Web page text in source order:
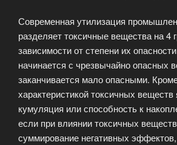
Современная утилизация
разделяет токсичные вещества на 4
зависимости от степени их
начинается с чрезвычайно опасных
заканчивается мало опасными.
характеристикой токсичных веществ
кумуляция или способность к
если при влиянии токсичных
суммирование негативных эффектов,